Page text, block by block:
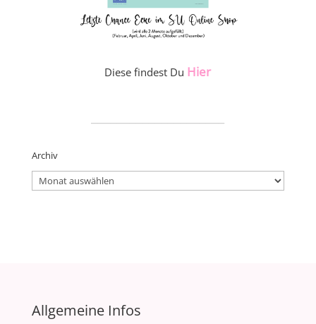
Diese findest Du Hier
Archiv
Archiv
Allgemeine Infos